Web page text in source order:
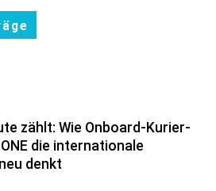
zählt: Wie Onboard-Kurier-
die internationale
denkt